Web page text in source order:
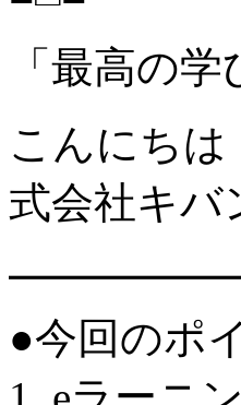
「最高の
こんにち
式会社キバ
●今回のポ